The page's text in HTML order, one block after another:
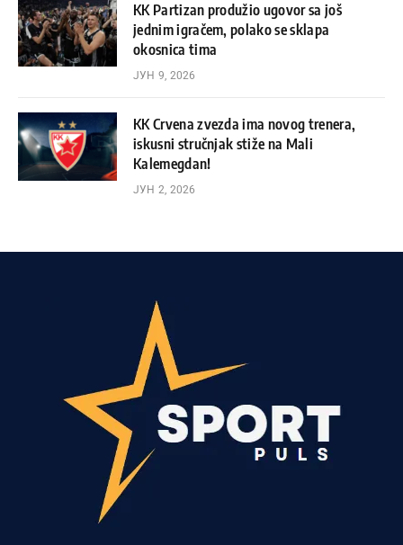
KK Partizan produžio ugovor sa još
jednim igračem, polako se sklapa
okosnica tima
ЈУН 9, 2026
KK Crvena zvezda ima novog trenera,
iskusni stručnjak stiže na Mali
Kalemegdan!
ЈУН 2, 2026